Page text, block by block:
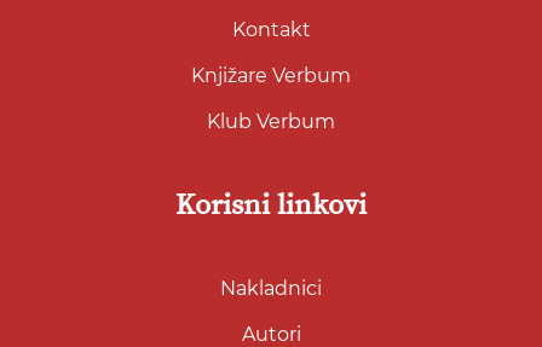
Kontakt
Knjižare Verbum
Klub Verbum
Korisni linkovi
Nakladnici
Autori